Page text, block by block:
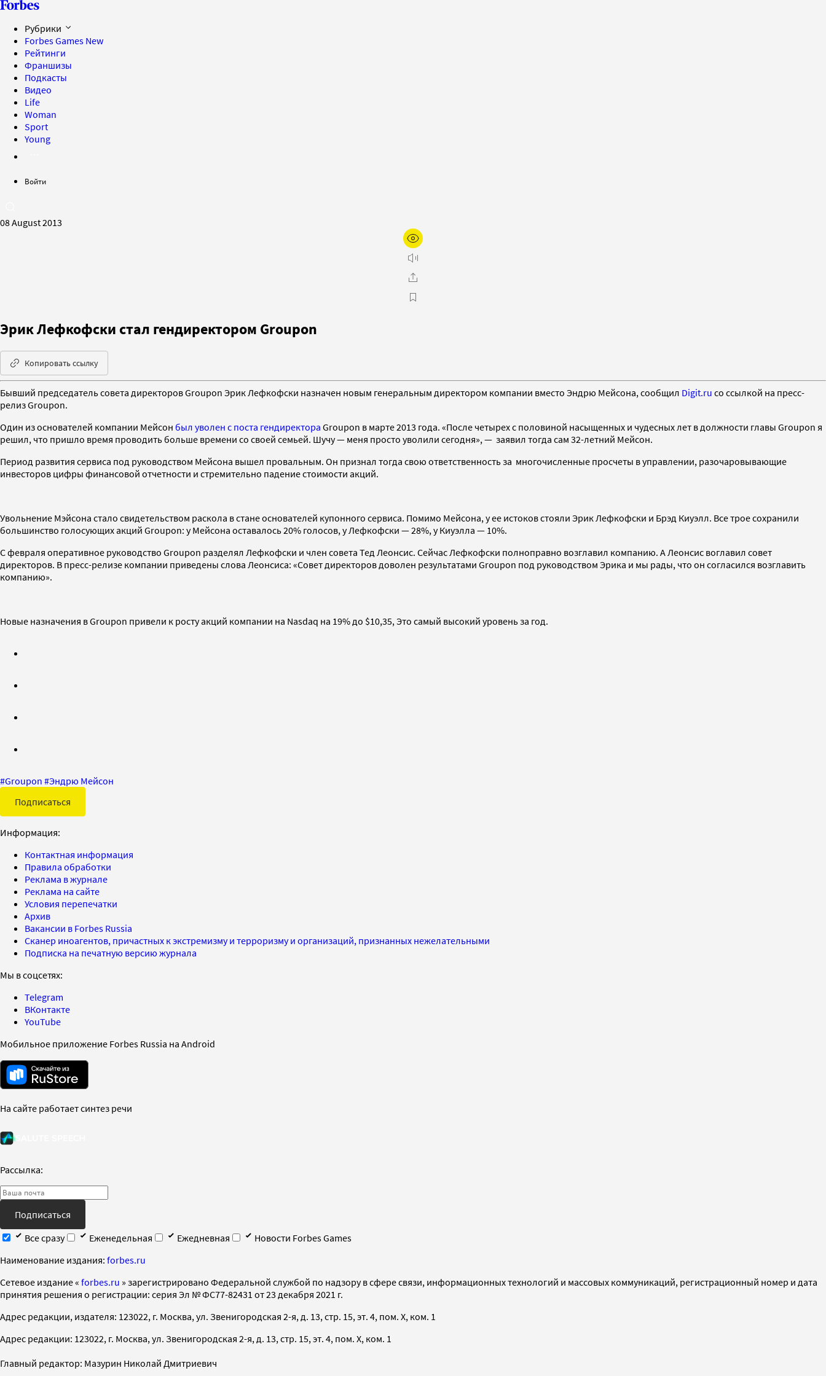
Рубрики
Forbes Games New
Рейтинги
Франшизы
Подкасты
Видео
Life
Woman
Sport
Young
Войти
08 August 2013
Эрик Лефкофски стал гендиректором Groupon
Копировать ссылку
Бывший председатель совета директоров Groupon Эрик Лефкофски назначен новым генеральным директором компании вместо Эндрю Мейсона, сообщил Digit.ru со ссылкой на пресс-
релиз Groupon.
Один из основателей компании Мейсон был уволен с поста гендиректора Groupon в марте 2013 года. «После четырех с половиной насыщенных и чудесных лет в должности главы Groupon я
решил, что пришло время проводить больше времени со своей семьей. Шучу — меня просто уволили сегодня», — заявил тогда сам 32-летний Мейсон.
Период развития сервиса под руководством Мейсона вышел провальным. Он признал тогда свою ответственность за многочисленные просчеты в управлении, разочаровывающие
инвесторов цифры финансовой отчетности и стремительно падение стоимости акций.
Увольнение Мэйсона стало свидетельством раскола в стане основателей купонного сервиса. Помимо Мейсона, у ее истоков стояли Эрик Лефкофски и Брэд Киуэлл. Все трое сохранили
большинство голосующих акций Groupon: у Мейсона оставалось 20% голосов, у Лефкофски — 28%, у Киуэлла — 10%.
С февраля оперативное руководство Groupon разделял Лефкофски и член совета Тед Леонсис. Сейчас Лефкофски полноправно возглавил компанию. А Леонсис воглавил совет
директоров. В пресс-релизе компании приведены слова Леонсиса: «Совет директоров доволен результатами Groupon под руководством Эрика и мы рады, что он согласился возглавить
компанию».
Новые назначения в Groupon привели к росту акций компании на Nasdaq на 19% до $10,35, Это самый высокий уровень за год.
#Groupon #Эндрю Мейсон
Подписаться
Информация:
Контактная информация
Правила обработки
Реклама в журнале
Реклама на сайте
Условия перепечатки
Архив
Вакансии в Forbes Russia
Сканер иноагентов, причастных к экстремизму и терроризму и организаций, признанных нежелательными
Подписка на печатную версию журнала
Мы в соцсетях:
Telegram
ВКонтакте
YouTube
Мобильное приложение Forbes Russia на Android
На сайте работает синтез речи
Рассылка:
Подписаться
Все сразу
Еженедельная Ежедневная
Новости Forbes Games
Наименование издания: forbes.ru
Cетевое издание « forbes.ru » зарегистрировано Федеральной службой по надзору в сфере связи, информационных технологий и массовых коммуникаций, регистрационный номер и дата
принятия решения о регистрации: серия Эл № ФС77-82431 от 23 декабря 2021 г.
Адрес редакции, издателя: 123022, г. Москва, ул. Звенигородская 2-я, д. 13, стр. 15, эт. 4, пом. X, ком. 1
Адрес редакции: 123022, г. Москва, ул. Звенигородская 2-я, д. 13, стр. 15, эт. 4, пом. X, ком. 1
Главный редактор: Мазурин Николай Дмитриевич